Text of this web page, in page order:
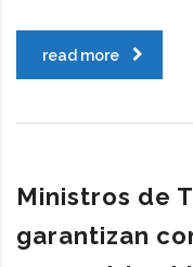
read more
Ministros de
garantizan